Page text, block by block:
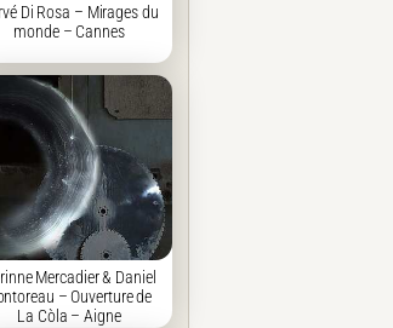
Di Rosa – Mirages du
monde – Cannes
Mercadier & Daniel
– Ouverture de
La Còla – Aigne